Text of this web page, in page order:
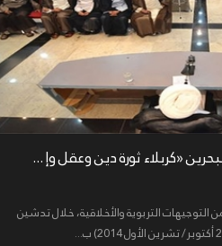
«كربلاء ثورة دين وعقل وإ ...
التربوية والأخلاقية، خلال تدشين